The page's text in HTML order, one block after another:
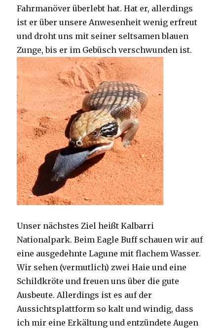
Fahrmanöver überlebt hat. Hat er, allerdings
ist er über unsere Anwesenheit wenig erfreut
und droht uns mit seiner seltsamen blauen
Zunge, bis er im Gebüsch verschwunden ist.
Unser nächstes Ziel heißt Kalbarri
Nationalpark. Beim Eagle Buff schauen wir auf
eine ausgedehnte Lagune mit flachem Wasser.
Wir sehen (vermutlich) zwei Haie und eine
Schildkröte und freuen uns über die gute
Ausbeute. Allerdings ist es auf der
Aussichtsplattform so kalt und windig, dass
ich mir eine Erkältung und entzündete Augen